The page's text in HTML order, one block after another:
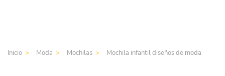
Inicio Moda Mochilas Mochila infantil diseños de moda